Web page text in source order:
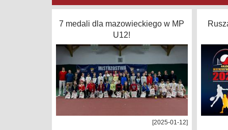
7 medali dla mazowieckiego w MP
U12!
[2025-01-12]